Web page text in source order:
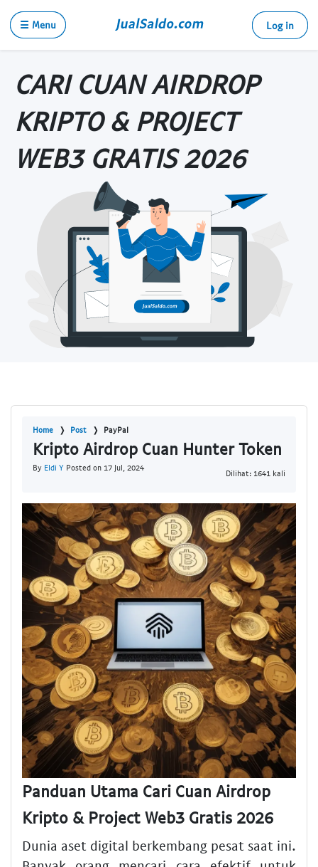
☰ Menu Log in
CARI CUAN AIRDROP
KRIPTO & PROJECT
WEB3 GRATIS 2026
Home Post PayPal
Kripto Airdrop Cuan Hunter Token
By Eldi Y Posted on 17 Jul, 2024
Dilihat: 1641 kali
Panduan Utama Cari Cuan Airdrop
Kripto & Project Web3 Gratis 2026
Dunia aset digital berkembang pesat saat ini.